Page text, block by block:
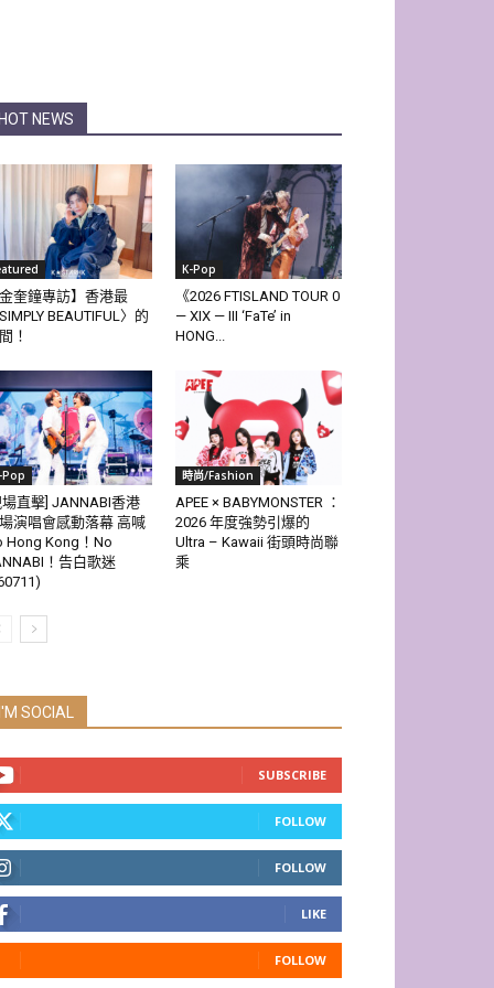
HOT NEWS
金奎鐘專訪】香港最
SIMPLY BEAUTIFUL〉的
！
K-Pop
《2026 FTISLAND TOUR 0
— XIX — III ‘FaTe’ in
HONG...
Pop
場直擊] JANNABI香港
演唱會感動落幕 高喊
Hong Kong！No
！告白歌迷
時尚/Fashion
APEE × BABYMONSTER ：
2026 年度強勢引爆的
Ultra – Kawaii 街頭時尚聯
乘
I'M SOCIAL
SUBSCRIBE
FOLLOW
FOLLOW
LIKE
FOLLOW